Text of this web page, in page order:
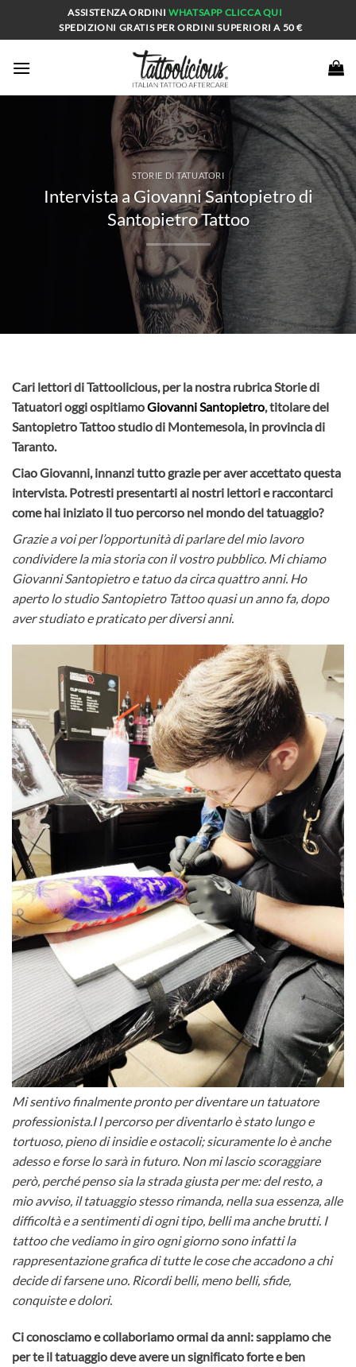
ASSISTENZA ORDINIWHATSAPP CLICCA QUI
SPEDIZIONI GRATIS PER ORDINI SUPERIORI A 50 €
STORIE DI TATUATORI
Intervista a Giovanni Santopietro di
Santopietro Tattoo
Cari lettori di Tattoolicious, per la nostra rubrica Storie di
Tatuatori oggi ospitiamoGiovanni Santopietro, titolare del
Santopietro Tattoo studio di Montemesola, in provincia di
Taranto.
Ciao Giovanni, innanzi tutto grazie per aver accettato questa
intervista. Potresti presentarti ai nostri lettori e raccontarci
come hai iniziato il tuo percorso nel mondo del tatuaggio?
Grazie a voi per l’opportunità di parlare del mio lavoro
condividere la mia storia con il vostro pubblico. Mi chiamo
Giovanni Santopietro e tatuo da circa quattro anni. Ho
aperto lo studio Santopietro Tattoo quasi un anno fa, dopo
aver studiato e praticato per diversi anni.
Mi sentivo finalmente pronto per diventare un tatuatore
professionista.I l percorso per diventarlo è stato lungo e
tortuoso, pieno di insidie e ostacoli; sicuramente lo è anche
adesso e forse lo sarà in futuro. Non mi lascio scoraggiare
però, perché penso sia la strada giusta per me: del resto, a
mio avviso, il tatuaggio stesso rimanda, nella sua essenza, alle
difficoltà e a sentimenti di ogni tipo, belli ma anche brutti. I
tattoo che vediamo in giro ogni giorno sono infatti la
rappresentazione grafica di tutte le cose che accadono a chi
decide di farsene uno. Ricordi belli, meno belli, sfide,
conquiste e dolori.
Ci conosciamo e collaboriamo ormai da anni: sappiamo che
per te il tatuaggio deve avere un significato forte e ben